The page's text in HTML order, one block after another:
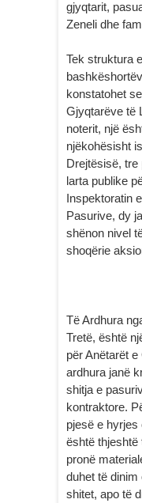
gjyqtarit,
Zeneli dhe
Tek struktura
konstatohet
Gjyqtarëve të
noterit, një
njëkohësisht
Drejtësisë, tre
larta publike
Inspektoratin
Pasurive, dy
shënon nivel
shoqërie
Të Ardhura
Tretë, është
për Anëtarët
ardhura janë
shitja e
kontraktore.
pjesë e hyrjes
është thjeshtë
pronë
duhet të
shitet, apo të